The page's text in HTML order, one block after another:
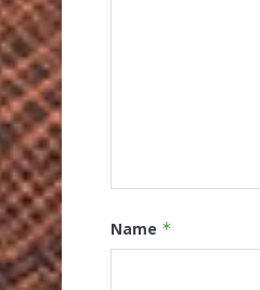
Name *